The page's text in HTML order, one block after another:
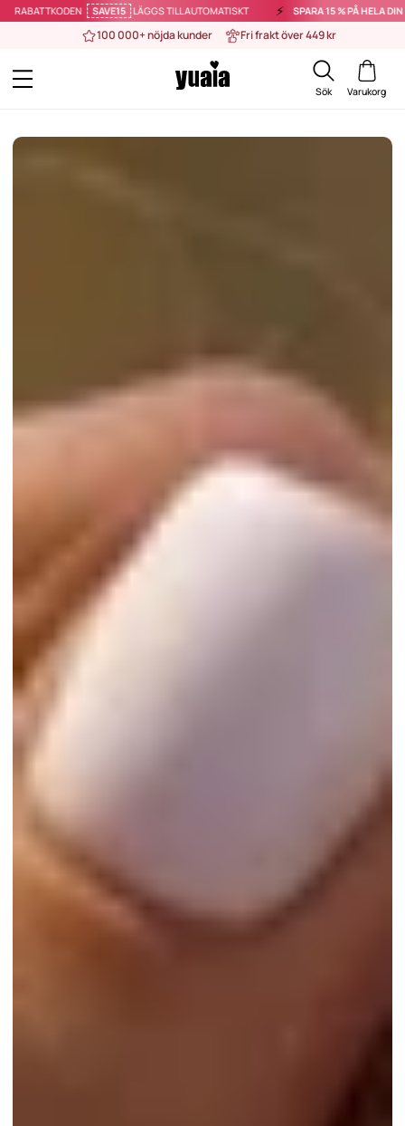
SAVE15 LÄGGS TILL AUTOMATISKT ⚡️ SPARA 15 % PÅ HELA DIN BESTÄLLNING
100 000+ nöjda kunder Fri frakt över 449 kr
Sök Varukorg